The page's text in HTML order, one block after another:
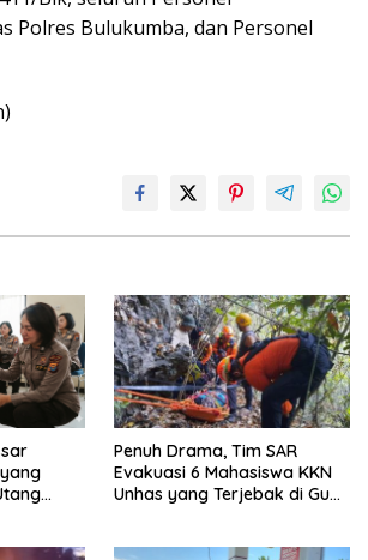
Polres Bulukumba, dan Personel
Penuh Drama, Tim SAR
Evakuasi 6 Mahasiswa KKN
Unhas yang Terjebak di Gua